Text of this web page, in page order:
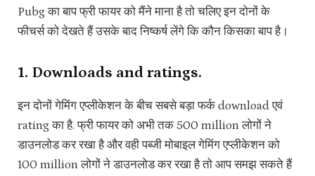
Pubg का बाप फ्री फायर को मैंने माना है तो चलिए इन दोनों के
फीचर्स को देखते हैं उसके बाद निष्कर्ष लेंगे कि कौन किसका बाप है।
1. Downloads and ratings.
इन दोनों गेमिंग एप्लीकेशन के बीच सबसे बड़ा फर्क download एवं
rating का है. फ्री फायर को अभी तक 500 million लोगों ने
डाउनलोड कर रखा है और वही पब्जी मोबाइल गेमिंग एप्लीकेशन को
100 million लोगों ने डाउनलोड कर रखा है तो आप समझ सकते हैं